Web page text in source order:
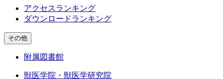
アクセスランキング
ダウンロードランキング
その他
附属図書館
獣医学院・獣医学研究院